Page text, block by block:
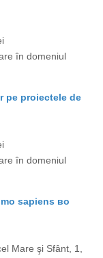
în domeniul
pe proiectele de
în domeniul
sapiens во
Mare şi Sfânt, 1,